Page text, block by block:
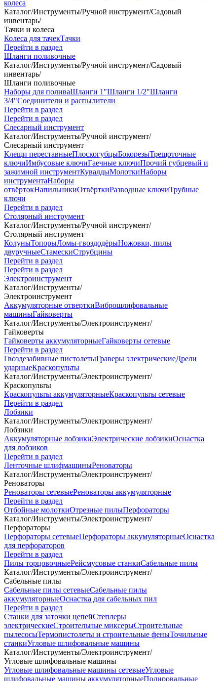
колеса
Каталог/Инструменты/Ручной инструмент/Садовый
инвентарь/
Тачки и колеса
Колеса для тачекТачки
Перейти в раздел
Шланги поливочные
Каталог/Инструменты/Ручной инструмент/Садовый
инвентарь/
Шланги поливочные
Наборы для поливаШланги 1"Шланги 1/2"Шланги
3/4"Соединители и распылители
Перейти в раздел
Перейти в раздел
Слесарный инструмент
Каталог/Инструменты/Ручной инструмент/
Слесарный инструмент
Клещи переставныеПлоскогубцыБокорезыТрещоточные
ключиИмбусовые ключиГаечные ключиПрочий губцевый и
зажимной инструментКувалдыМолоткиНаборы
инструментаНаборы
отвёртокНапильникиОтвёрткиРазводные ключиТрубные
ключи
Перейти в раздел
Столярный инструмент
Каталог/Инструменты/Ручной инструмент/
Столярный инструмент
КолуныТопорыЛомы-гвоздодёрыНожовки, пилы
двуручныеСтамескиСтрубцины
Перейти в раздел
Перейти в раздел
Электроинструмент
Каталог/Инструменты/
Электроинструмент
Аккумуляторные отверткиВиброшлифовальные
машиныГайковерты
Каталог/Инструменты/Электроинструмент/
Гайковерты
Гайковерты аккумуляторныеГайковерты сетевые
Перейти в раздел
Гвоздезабивные пистолетыГраверы электрическиеДрели
ударныеКраскопульты
Каталог/Инструменты/Электроинструмент/
Краскопульты
Краскопульты аккумуляторныеКраскопульты сетевые
Перейти в раздел
Лобзики
Каталог/Инструменты/Электроинструмент/
Лобзики
Аккумуляторные лобзикиЭлектрические лобзикиОснастка
для лобзиков
Перейти в раздел
Ленточные шлифмашиныРеноваторы
Каталог/Инструменты/Электроинструмент/
Реноваторы
Реноваторы сетевыеРеноваторы аккумуляторные
Перейти в раздел
Отбойные молоткиОтрезные пилыПерфораторы
Каталог/Инструменты/Электроинструмент/
Перфораторы
Перфораторы сетевыеПерфораторы аккумуляторныеОснастка
для перфораторов
Перейти в раздел
Пилы торцовочныеРейсмусовые станкиСабельные пилы
Каталог/Инструменты/Электроинструмент/
Сабельные пилы
Сабельные пилы сетевыеСабельные пилы
аккумуляторныеОснастка для сабельных пил
Перейти в раздел
Станки для заточки цепейСтеплеры
электрическиеСтроительные миксерыСтроительные
пылесосыТермопистолеты и строительные феныТочильные
станкиУгловые шлифовальные машины
Каталог/Инструменты/Электроинструмент/
Угловые шлифовальные машины
Угловые шлифовальные машины сетевыеУгловые
шлифовальные машины аккумуляторныеПолировальные